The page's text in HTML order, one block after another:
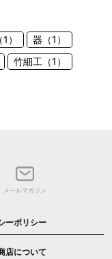
）
器（1）
竹細工（1）
メールマガジン
ーポリシー
店について